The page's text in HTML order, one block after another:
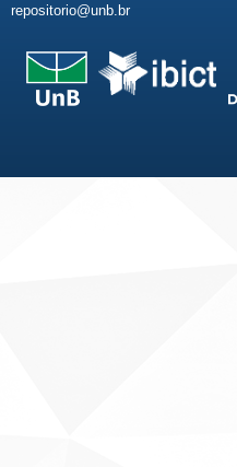
repositorio@unb.br